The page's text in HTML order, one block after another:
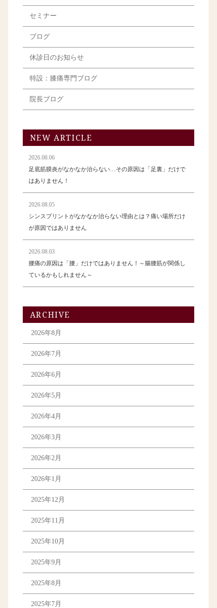
セミナー
ブログ
休診日のお知らせ
特設：膝痛専門ブログ
院長ブログ
NEW ARTICLE
2026.08.06
足底筋膜炎がなかなか治らない…その原因は「足裏」だけで
はありません！
2026.08.05
シンスプリントがなかなか治らない理由とは？痛い場所だけ
が原因ではありません
2026.08.03
腰痛の原因は「腰」だけではありません！～腸腰筋が関係し
ているかもしれません～
ARCHIVE
2026年8月
2026年7月
2026年6月
2026年5月
2026年4月
2026年3月
2026年2月
2026年1月
2025年12月
2025年11月
2025年10月
2025年9月
2025年8月
2025年7月